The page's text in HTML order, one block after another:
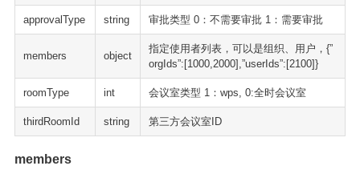
approvalType string 审批类型 0：不需要审批 1：需要审批
members object
指定使用者列表，可以是组织、用户，{”
orgIds”:[1000,2000],”userIds”:[2100]}
roomType int 会议室类型 1：wps, 0:全时会议室
thirdRoomId string 第三方会议室ID
members